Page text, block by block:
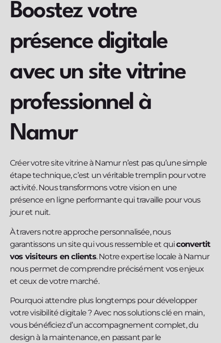
Boostez votre
présence digitale
avec un site vitrine
professionnel à
Namur
Créer votre site vitrine à Namur n’est pas qu’une simple
étape technique, c’est un véritable tremplin pour votre
activité. Nous transformons votre vision en une
présence en ligne performante qui travaille pour vous
jour et nuit.
À travers notre approche personnalisée, nous
garantissons un site qui vous ressemble et quiconvertit
vos visiteurs en clients. Notre expertise locale à Namur
nous permet de comprendre précisément vos enjeux
et ceux de votre marché.
Pourquoi attendre plus longtemps pour développer
votre visibilité digitale ? Avec nos solutions clé en main,
vous bénéficiez d’un accompagnement complet, du
design à la maintenance, en passant par le